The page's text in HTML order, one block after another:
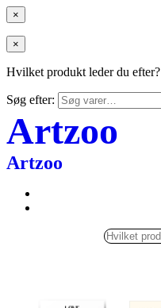
×
×
Hvilket produkt leder du efter?
Søg efter:
Artzoo
Artzoo